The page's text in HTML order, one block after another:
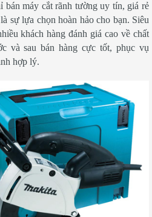
bán máy cắt rãnh tường uy tín, giá rẻ
là sự lựa chọn hoàn hảo cho bạn. Siêu
khách hàng đánh giá cao về chất
và sau bán hàng cực tốt, phục vụ
hợp lý.